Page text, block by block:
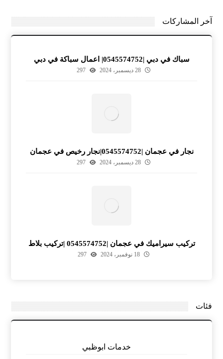
آخر المشاركات
سباك في دبي |0545574752| اعمال سباكة في دبي
28 ديسمبر، 2024 297
نجار في عجمان |0545574752|نجار رخيص في عجمان
28 ديسمبر، 2024 297
تركيب سيراميك في عجمان |0545574752 |تركيب بلاط
18 نوفمبر، 2024 297
فئات
خدمات ابوظبي